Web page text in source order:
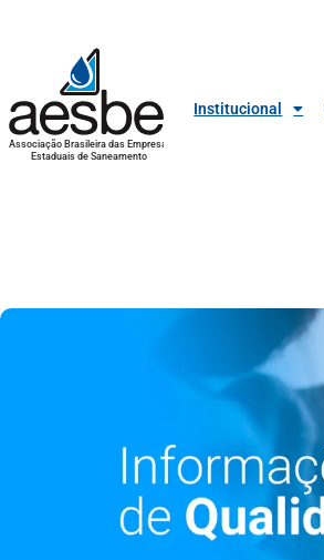
Associação Brasileira das Empresas
Estaduais de Saneamento
Institucional